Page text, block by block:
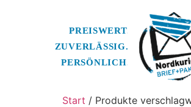
Start / Produkte